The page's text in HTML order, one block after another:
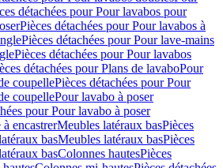
détachées pour Pour lavabos pour
Pièces détachées pour Pour lavabos à
Pièces détachées pour Pour lave-mains
Pièces détachées pour Pour lavabos
détachées pour Plans de lavaboPour
coupellePièces détachées pour Pour
coupellePour lavabo à poser
pour Pour lavabo à poser
encastrerMeubles latéraux basPièces
basMeubles latéraux basPièces
basColonnes hautesPièces